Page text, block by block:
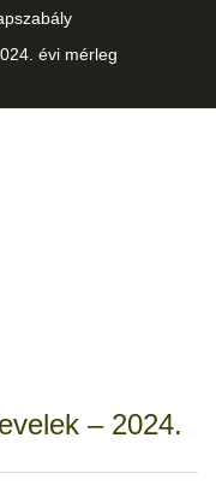
évi mérleg
– 2024.